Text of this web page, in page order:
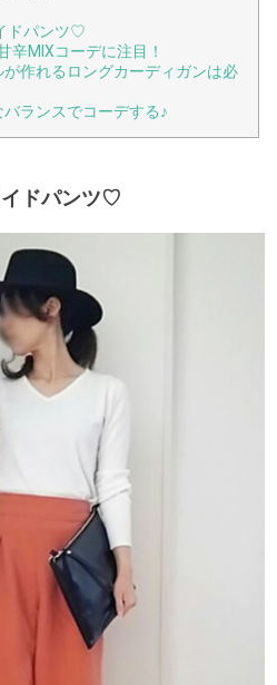
ドパンツ♡
辛MIXコーデに注目！
が作れるロングカーディガンは必
ランスでコーデする♪
イドパンツ♡